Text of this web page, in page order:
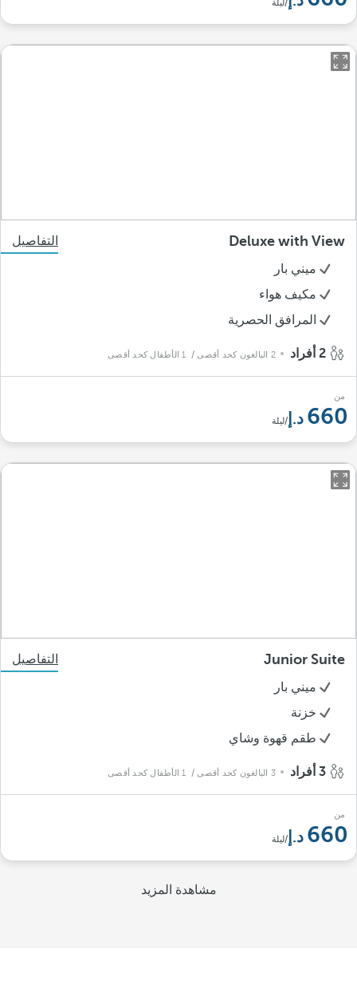
/ليلة
Deluxe with View
التفاصيل
ميني بار
مكيف هواء
المرافق الحصرية
2 البالغون كحد أقصى / 1 الأطفال كحد أقصى
من
660 /ليلة
Junior Suite
التفاصيل
ميني بار
خزنة
طقم قهوة وشاي
3 البالغون كحد أقصى / 1 الأطفال كحد أقصى
من
660 /ليلة
مشاهدة المزيد